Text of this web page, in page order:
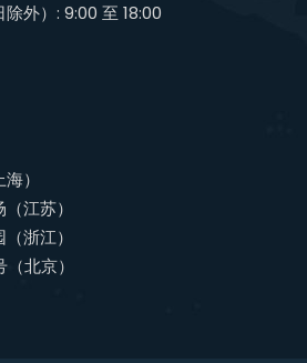
外）: 9:00 至 18:00
）
江苏）
浙江）
北京）